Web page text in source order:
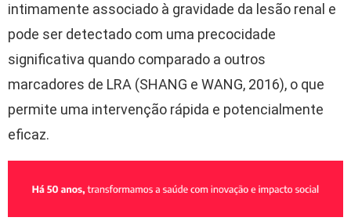
intimamente associado à gravidade da lesão renal e
pode ser detectado com uma precocidade
significativa quando comparado a outros
marcadores de LRA (SHANG e WANG, 2016), o que
permite uma intervenção rápida e potencialmente
eficaz.